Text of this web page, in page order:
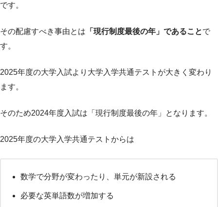
です。
その配慮すべき事由とは 「現行制度最後の年」であることで
す。
2025年度の大学入試より大学入学共通テストが大きく変わり
ます。
そのため2024年度入試は「現行制度最後の年」となります。
2025年度の大学入学共通テストからは
数学で分野が変わったり、単元が新設される
必要な英単語数が増加する